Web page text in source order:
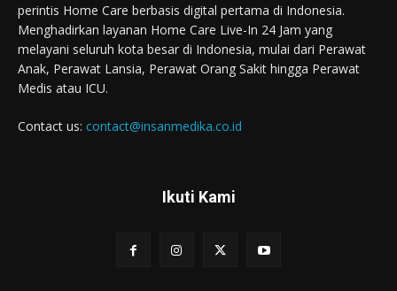
perintis Home Care berbasis digital pertama di Indonesia.
Menghadirkan layanan Home Care Live-In 24 Jam yang
melayani seluruh kota besar di Indonesia, mulai dari Perawat
Anak, Perawat Lansia, Perawat Orang Sakit hingga Perawat
Medis atau ICU.
Contact us: contact@insanmedika.co.id
Ikuti Kami